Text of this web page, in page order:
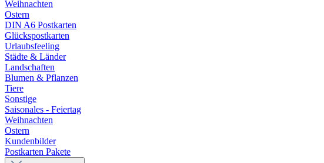
Weihnachten
Ostern
DIN A6 Postkarten
Glückspostkarten
Urlaubsfeeling
Städte & Länder
Landschaften
Blumen & Pflanzen
Tiere
Sonstige
Saisonales - Feiertag
Weihnachten
Ostern
Kundenbilder
Postkarten Pakete